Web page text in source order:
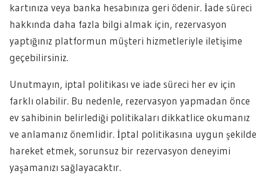
kartınıza veya banka hesabınıza geri ödenir. İade süreci
hakkında daha fazla bilgi almak için, rezervasyon
yaptığınız platformun müşteri hizmetleriyle iletişime
geçebilirsiniz.
Unutmayın, iptal politikası ve iade süreci her ev için
farklı olabilir. Bu nedenle, rezervasyon yapmadan önce
ev sahibinin belirlediği politikaları dikkatlice okumanız
ve anlamanız önemlidir. İptal politikasına uygun şekilde
hareket etmek, sorunsuz bir rezervasyon deneyimi
yaşamanızı sağlayacaktır.